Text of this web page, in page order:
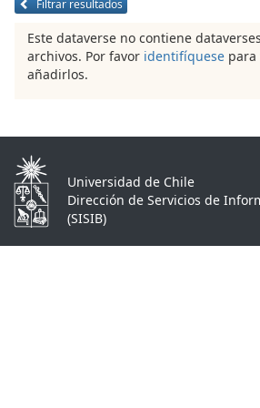
Filtrar resultados
Este dataverse no contiene
archivos. Por favor identifíquese para
añadirlos.
Universidad de Chile
Dirección de Servicios de
(SISIB)